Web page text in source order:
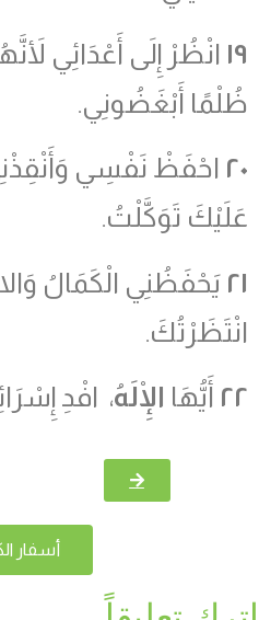
١٩ انْظُرْ إِلَى أَعْدَائِي
ظُلْمًا أَبْغَضُونِي.
٢٠ احْفَظْ نَفْسِي
عَلَيْكَ تَوَكَّلْتُ.
٢١ يَحْفَظُنِي الْكَمَالُ
انْتَظَرْتُكَ.
٢٢ أَيُّهَا الْإِلَهُ، افْدِ
أسفار